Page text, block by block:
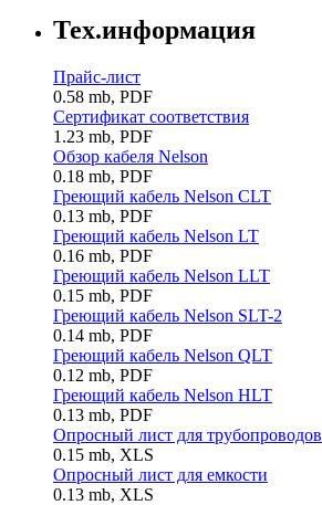
Тех.информация
Прайс-лист
0.58 mb, PDF
Сертификат соответствия
1.23 mb, PDF
Обзор кабеля Nelson
0.18 mb, PDF
Греющий кабель Nelson CLT
0.13 mb, PDF
Греющий кабель Nelson LT
0.16 mb, PDF
Греющий кабель Nelson LLT
0.15 mb, PDF
Греющий кабель Nelson SLT-2
0.14 mb, PDF
Греющий кабель Nelson QLT
0.12 mb, PDF
Греющий кабель Nelson HLT
0.13 mb, PDF
Опросный лист для трубопроводов
0.15 mb, XLS
Опросный лист для емкости
0.13 mb, XLS